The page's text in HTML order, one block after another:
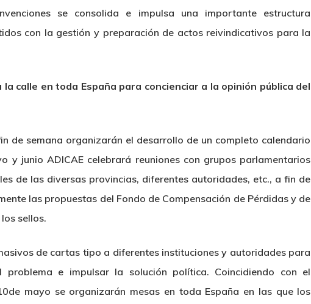
se consolida e impulsa una importante estructura
con la gestión y preparación de actos reivindicativos para la
calle en toda España para concienciar a la opinión pública del
de semana organizarán el desarrollo de un completo calendario
y junio ADICAE celebrará reuniones con grupos parlamentarios
de las diversas provincias, diferentes autoridades, etc., a fin de
las propuestas del Fondo de Compensación de Pérdidas y de
sellos.
de cartas tipo a diferentes instituciones y autoridades para
e impulsar la solución política. Coincidiendo con el
mayo se organizarán mesas en toda España en las que los